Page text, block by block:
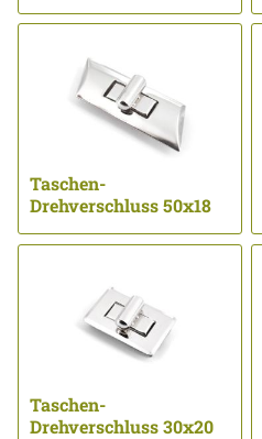
Taschen-
Drehverschluss 50x18
Taschen-
Drehverschluss 30x20